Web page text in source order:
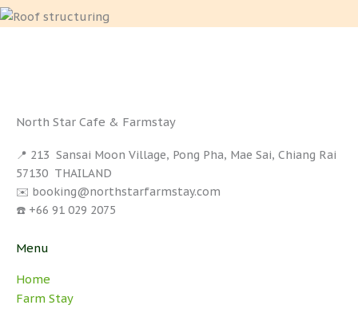
North Star Cafe & Farmstay
📍 213 Sansai Moon Village, Pong Pha, Mae Sai, Chiang Rai
57130 THAILAND
✉️ booking@northstarfarmstay.com
☎️ +66 91 029 2075
Menu
Home
Farm Stay